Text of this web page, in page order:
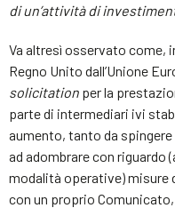
di un’attività di
Va altresì osservato come,
Regno Unito dall’Unione
solicitation per la
parte di intermediari ivi
aumento, tanto da spingere
ad adombrare con
modalità operative)
con un proprio Comunicato,